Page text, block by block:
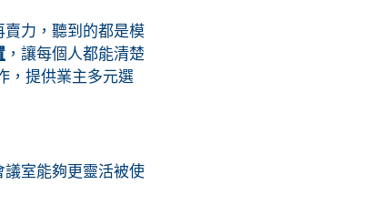
力，聽到的都是模
，讓每個人都能清楚
，提供業主多元選
議室能夠更靈活被使